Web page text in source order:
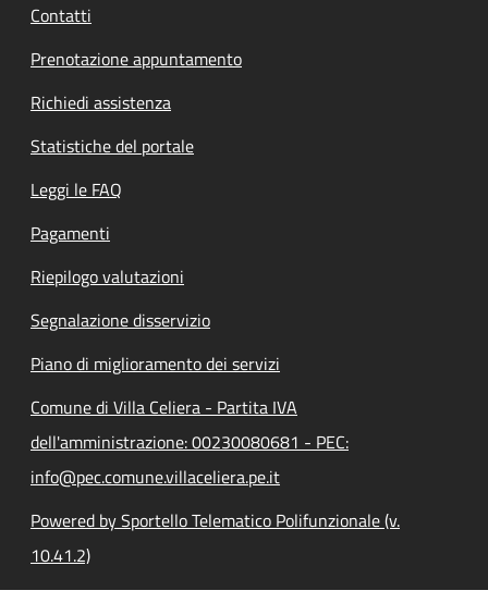
Contatti
Prenotazione appuntamento
Richiedi assistenza
Statistiche del portale
Leggi le FAQ
Pagamenti
Riepilogo valutazioni
Segnalazione disservizio
Piano di miglioramento dei servizi
Comune di Villa Celiera - Partita IVA
dell'amministrazione: 00230080681 - PEC:
info@pec.comune.villaceliera.pe.it
Powered by Sportello Telematico Polifunzionale (v.
10.41.2)